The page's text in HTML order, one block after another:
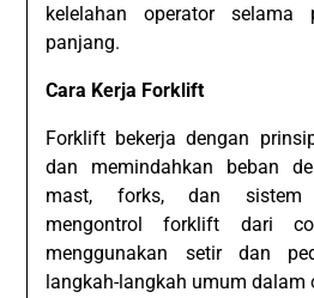
kelelahan operator selama
panjang.
Cara Kerja Forklift
Forklift bekerja dengan
dan memindahkan beban
mast, forks, dan sistem
mengontrol forklift dari
menggunakan setir dan
langkah-langkah umum